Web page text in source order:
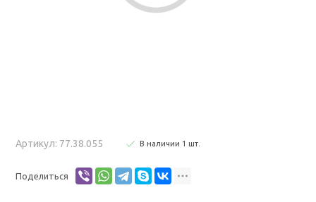
Артикул: 77.38.055 В наличии 1 шт
Поделиться